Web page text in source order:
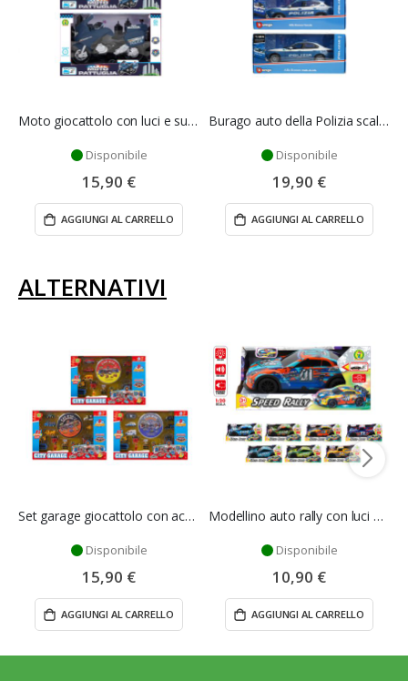
Moto giocattolo con luci e suoni - Mazzeo Giocattoli
Disponibile
15,90 €
AGGIUNGI AL CARRELLO
Burago auto della Polizia scala 1/24
Disponibile
19,90 €
AGGIUNGI AL CARRELLO
ALTERNATIVI
Set garage giocattolo con accessori - Mazzeo Giocattoli
Disponibile
15,90 €
AGGIUNGI AL CARRELLO
Modellino auto rally con luci e suoni - Mazzeo Giocattoli
Disponibile
10,90 €
AGGIUNGI AL CARRELLO